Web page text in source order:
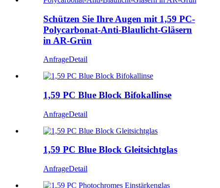
Schützen Sie Ihre Augen mit 1,59 PC-
Polycarbonat-Anti-Blaulicht-Gläsern
in AR-Grün
AnfrageDetail
1,59 PC Blue Block Bifokallinse
AnfrageDetail
1,59 PC Blue Block Gleitsichtglas
AnfrageDetail